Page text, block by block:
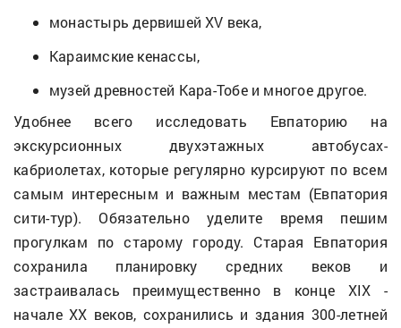
монастырь дервишей XV века,
Караимские кенассы,
музей древностей Кара-Тобе и многое другое.
Удобнее всего исследовать Евпаторию на
экскурсионных двухэтажных автобусах-
кабриолетах, которые регулярно курсируют по всем
самым интересным и важным местам (Евпатория
сити-тур). Обязательно уделите время пешим
прогулкам по старому городу. Старая Евпатория
сохранила планировку средних веков и
застраивалась преимущественно в конце XIX -
начале XX веков, сохранились и здания 300-летней